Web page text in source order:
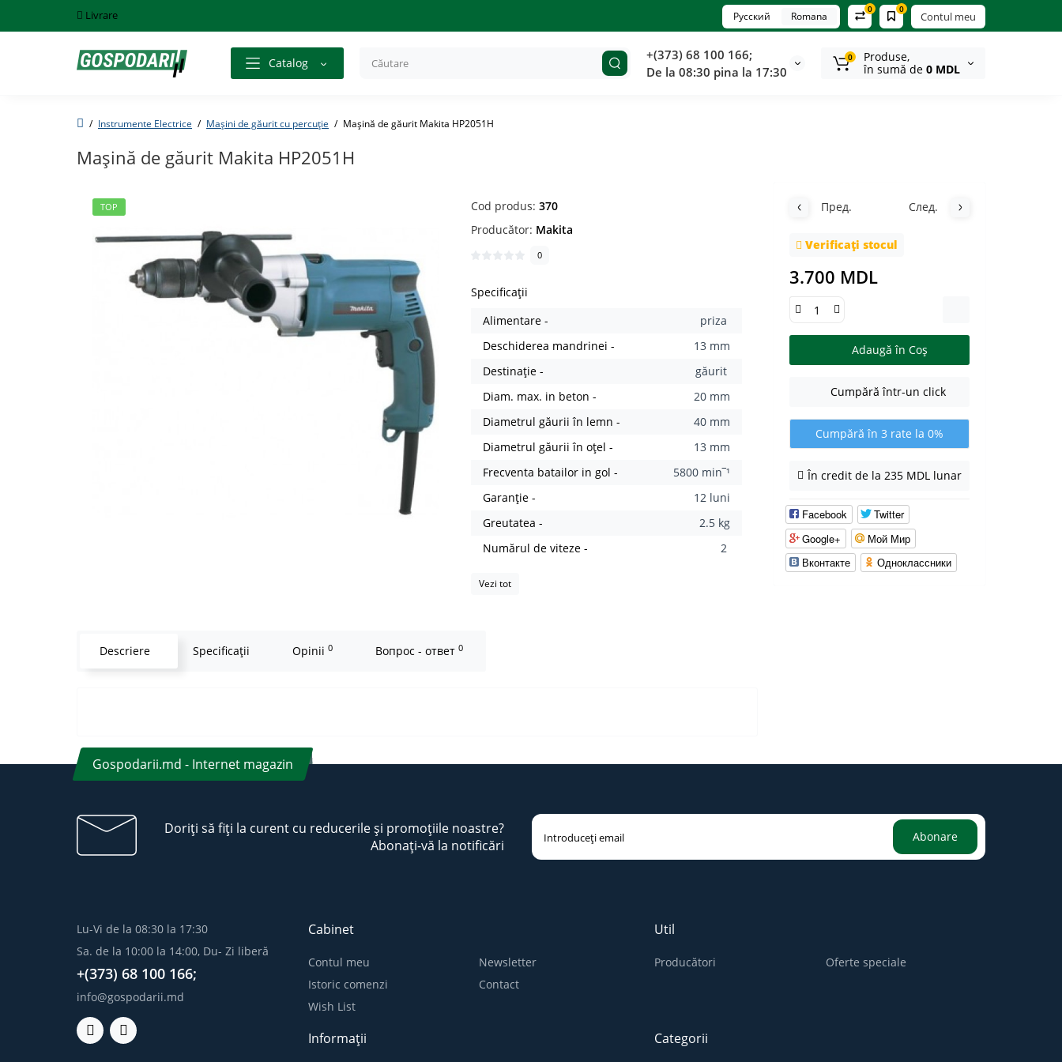
Livrare Contul meu
0
0
Русский Romana
Catalog
+(373) 68 100 166;
De la 08:30 pina la 17:30
0
Produse,
în sumă de 0 MDL
Instrumente Electrice Maşini de găurit cu percuţie Maşină de găurit Makita HP2051H
Maşină de găurit Makita HP2051H
TOP Cod produs:370
Producător: Makita
0
Specificații
Alimentare -
priza
Deschiderea mandrinei -
13 mm
Destinație -
găurit
Diam. max. in beton -
20 mm
Diametrul găurii în lemn -
40 mm
Diametrul găurii în oțel -
13 mm
Frecventa batailor in gol -
5800 min‾¹
Garanție -
12 luni
Greutatea -
2.5 kg
Numărul de viteze -
2
Vezi tot
Пред. След.
Verificați stocul
3.700 MDL
Adaugă în Coş
Cumpără într-un click
Cumpără în 3 rate la 0%
În credit de la 235 MDL lunar
Facebook
Twitter
Google+
Мой Мир
Вконтакте
Одноклассники
Descriere Specificaţii Opinii 0 Вопрос - ответ 0
Gospodarii.md - Internet magazin
Doriți să fiți la curent cu reducerile și promoțiile noastre?
Abonați-vă la notificări
Abonare
Lu-Vi de la 08:30 la 17:30
Sa. de la 10:00 la 14:00, Du- Zi liberă
+(373) 68 100 166;
info@gospodarii.md
Cabinet
Contul meu
Istoric comenzi
Wish List
Newsletter
Contact
Util
Producători Oferte speciale
Informații Categorii